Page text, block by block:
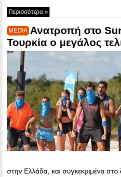
Περισσότερα »
MEDIA Ανατροπή στο
Τουρκία ο μεγάλος
στην Ελλάδα, και συγκεκριμένα στο